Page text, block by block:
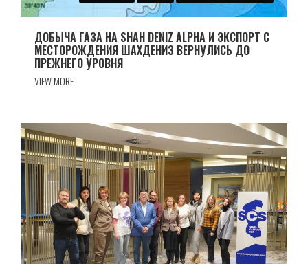
ДОБЫЧА ГАЗА НА SHAH DENIZ ALPHA И ЭКСПОРТ С
МЕСТОРОЖДЕНИЯ ШАХДЕНИЗ ВЕРНУЛИСЬ ДО
ПРЕЖНЕГО УРОВНЯ
VIEW MORE